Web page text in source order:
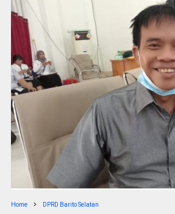
Home DPRD Barito Selatan